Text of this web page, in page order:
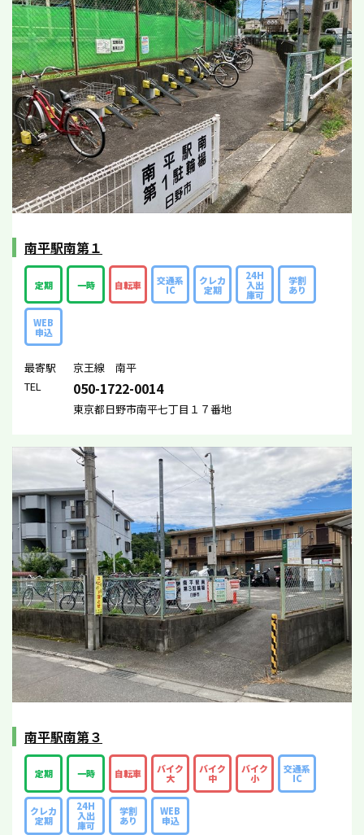
南平駅南第１
定期 一時 自転車 交通系
IC
クレカ
定期
24H
入出
庫可
学割
あり
WEB
申込
最寄駅
京王線 南平
TEL
050-1722-0014
東京都日野市南平七丁目１７番地
南平駅南第３
定期 一時 自転車 バイク
大
バイク
中
バイク
小
交通系
IC
クレカ
定期
24H
入出
庫可
学割
あり
WEB
申込